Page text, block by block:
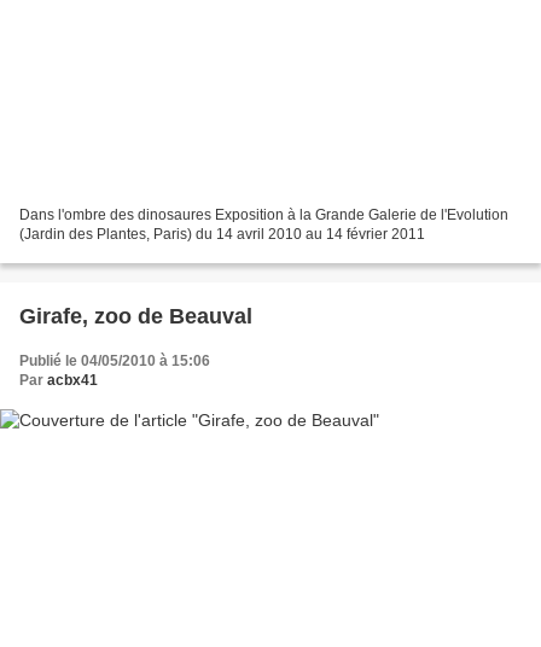
Dans l'ombre des dinosaures Exposition à la Grande Galerie de l'Evolution
(Jardin des Plantes, Paris) du 14 avril 2010 au 14 février 2011
Girafe, zoo de Beauval
Publié le 04/05/2010 à 15:06
Par acbx41